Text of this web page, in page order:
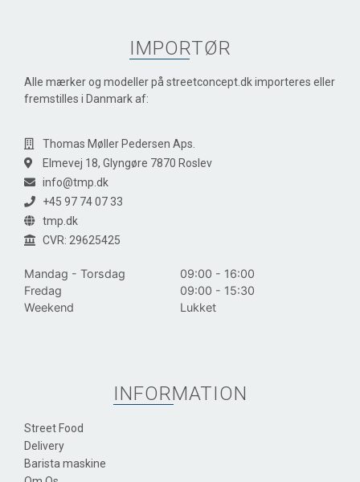
IMPORTØR
Alle mærker og modeller på streetconcept.dk importeres eller
fremstilles i Danmark af:
Thomas Møller Pedersen Aps.
Elmevej 18, Glyngøre 7870 Roslev
info@tmp.dk
+45 97 74 07 33
tmp.dk
CVR: 29625425
Mandag - Torsdag
09:00 - 16:00
Fredag
09:00 - 15:30
Weekend
Lukket
INFORMATION
Street Food
Delivery
Barista maskine